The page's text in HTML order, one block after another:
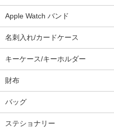
Apple Watch バンド
名刺入れ/カードケース
キーケース/キーホルダー
財布
バッグ
ステショナリー